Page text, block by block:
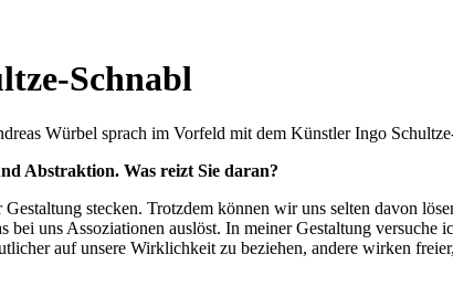
Schnabl
Würbel sprach im Vorfeld mit dem Künstler Ingo
Abstraktion. Was reizt Sie daran?
stecken. Trotzdem können wir uns selten davon
uns Assoziationen auslöst. In meiner Gestaltung versuche
auf unsere Wirklichkeit zu beziehen, andere wirken